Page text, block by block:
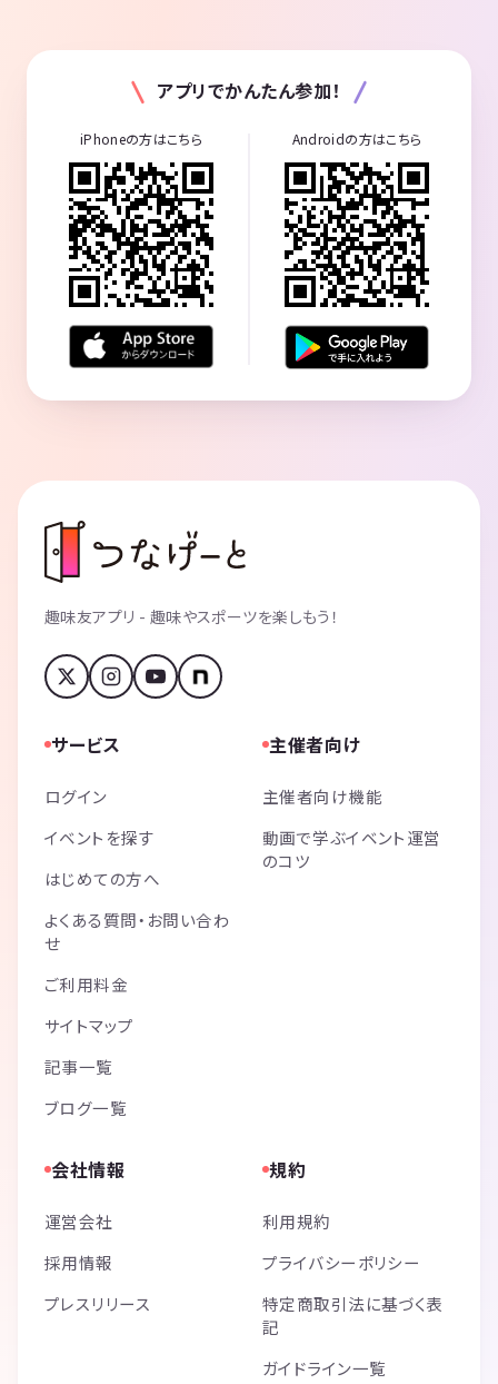
アプリでかんたん参加！
iPhoneの方はこちら Androidの方はこちら
趣味友アプリ - 趣味やスポーツを楽しもう！
サービス
ログイン
イベントを探す
はじめての方へ
よくある質問・お問い合わ
せ
ご利用料金
サイトマップ
記事一覧
ブログ一覧
主催者向け
主催者向け機能
動画で学ぶイベント運営
のコツ
会社情報
運営会社
採用情報
プレスリリース
規約
利用規約
プライバシーポリシー
特定商取引法に基づく表
記
ガイドライン一覧